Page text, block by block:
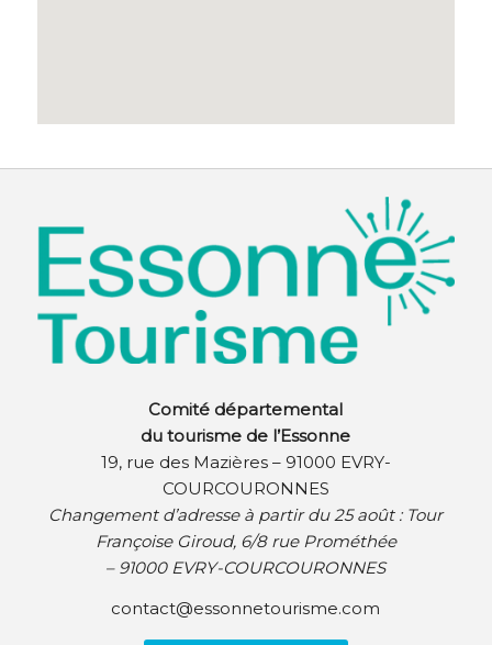
Comité départemental
du tourisme de l’Essonne
19, rue des Mazières – 91000 EVRY-
COURCOURONNES
Changement d’adresse à partir du 25 août : Tour
Françoise Giroud, 6/8 rue Prométhée
– 91000 EVRY-COURCOURONNES
contact@essonnetourisme.com